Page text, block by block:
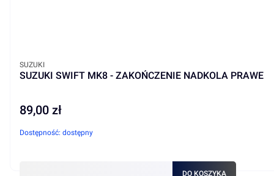
SUZUKI SWIFT MK8 - ZAKOŃCZENIE NADKOLA PRAWE
PRODUCENT
SUZUKI
Cena
89,00 zł
Dostępność: dostępny
DO KOSZYKA